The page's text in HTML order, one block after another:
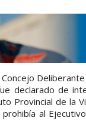
declarado de
Provincial de la
al